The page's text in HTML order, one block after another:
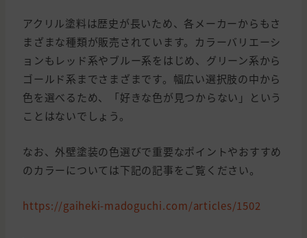
アクリル塗料は歴史が長いため、各メーカーからもさ
まざまな種類が販売されています。カラーバリエーシ
ョンもレッド系やブルー系をはじめ、グリーン系から
ゴールド系までさまざまです。幅広い選択肢の中から
色を選べるため、「好きな色が見つからない」という
ことはないでしょう。
なお、外壁塗装の色選びで重要なポイントやおすすめ
のカラーについては下記の記事をご覧ください。
https://gaiheki-madoguchi.com/articles/1502